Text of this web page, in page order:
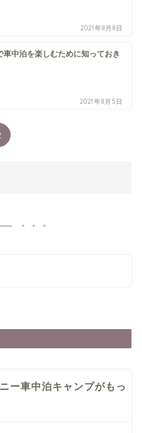
2021年8月8日
車中泊を楽しむために知っておき
2021年8月5日
ー車中泊キャンプがもっ